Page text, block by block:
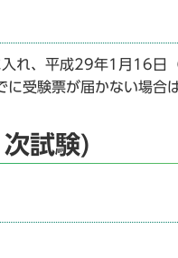
れ、平成29年1月16日
受験票が届かない場合
試験)